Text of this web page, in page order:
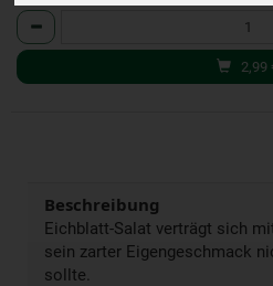
Anzahl
2,99
Beschreibung
Eichblatt-Salat verträgt sich
sein zarter Eigengeschmack
sollte.